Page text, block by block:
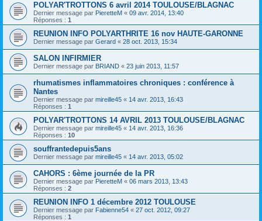
POLYAR'TROTTONS 6 avril 2014 TOULOUSE/BLAGNAC
Dernier message par PieretteM « 09 avr. 2014, 13:40
Réponses : 1
REUNION INFO POLYARTHRITE 16 nov HAUTE-GARONNE
Dernier message par Gerard « 28 oct. 2013, 15:34
SALON INFIRMIER
Dernier message par BRIAND « 23 juin 2013, 11:57
rhumatismes inflammatoires chroniques : conférence à
Nantes
Dernier message par mireille45 « 14 avr. 2013, 16:43
Réponses : 1
POLYAR'TROTTONS 14 AVRIL 2013 TOULOUSE/BLAGNAC
Dernier message par mireille45 « 14 avr. 2013, 16:36
Réponses : 10
souffrantedepuis5ans
Dernier message par mireille45 « 14 avr. 2013, 05:02
CAHORS : 6ème journée de la PR
Dernier message par PieretteM « 06 mars 2013, 13:43
Réponses : 2
REUNION INFO 1 décembre 2012 TOULOUSE
Dernier message par Fabienne54 « 27 oct. 2012, 09:27
Réponses : 1